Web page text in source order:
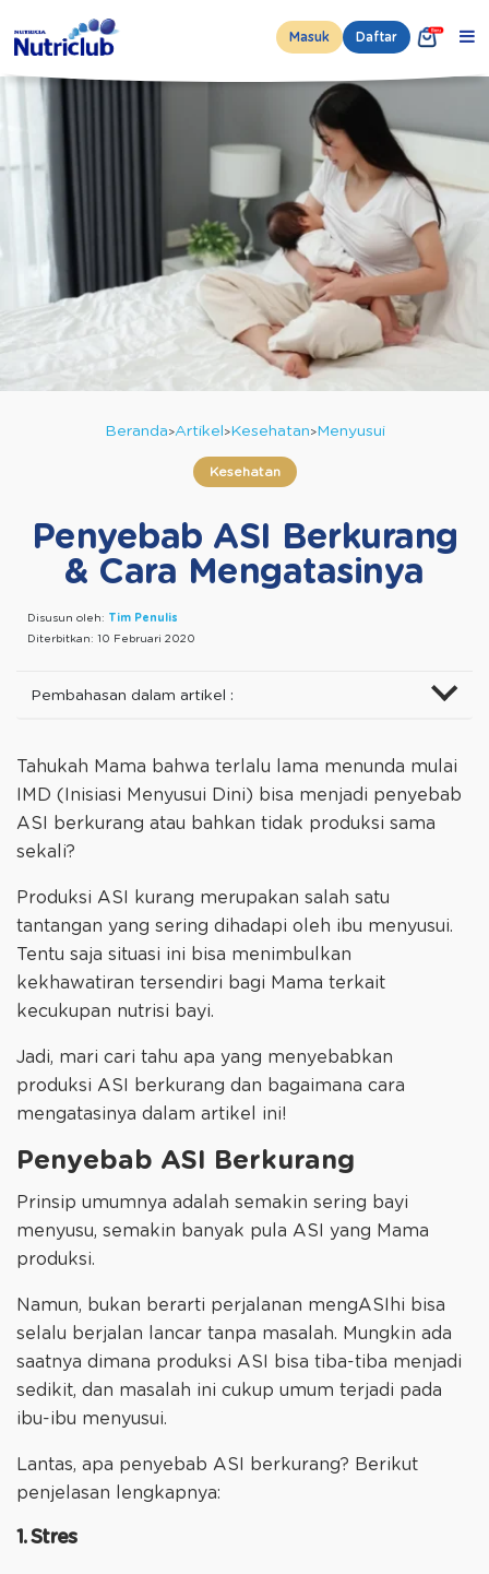
Masuk Daftar
Beranda Artikel Kesehatan Menyusui
Kesehatan
Penyebab ASI Berkurang
& Cara Mengatasinya
Disusun oleh: Tim Penulis
Diterbitkan: 10 Februari 2020
Pembahasan dalam artikel :
Tahukah Mama bahwa ​​terlalu lama menunda mulai
IMD (Inisiasi Menyusui Dini) bisa menjadi penyebab
ASI berkurang atau bahkan tidak produksi sama
sekali?
Produksi ASI kurang merupakan salah satu
tantangan yang sering dihadapi oleh ibu menyusui.
Tentu saja situasi ini bisa menimbulkan
kekhawatiran tersendiri bagi Mama terkait
kecukupan nutrisi bayi.
Jadi, mari cari tahu apa yang menyebabkan
produksi ASI berkurang dan bagaimana cara
mengatasinya dalam artikel ini!
Penyebab ASI Berkurang
Prinsip umumnya adalah semakin sering bayi
menyusu, semakin banyak pula ASI yang Mama
produksi.
Namun, bukan berarti perjalanan mengASIhi bisa
selalu berjalan lancar tanpa masalah. Mungkin ada
saatnya dimana produksi ASI bisa tiba-tiba menjadi
sedikit, dan masalah ini cukup umum terjadi pada
ibu-ibu menyusui.
Lantas, apa penyebab ASI berkurang? Berikut
penjelasan lengkapnya:
1. Stres